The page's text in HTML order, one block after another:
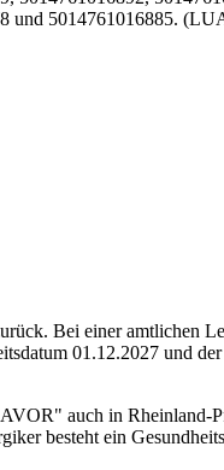
und 5014761016885.
Bei einer amtlichen
01.12.2027 und
auch in Rheinland-
besteht ein